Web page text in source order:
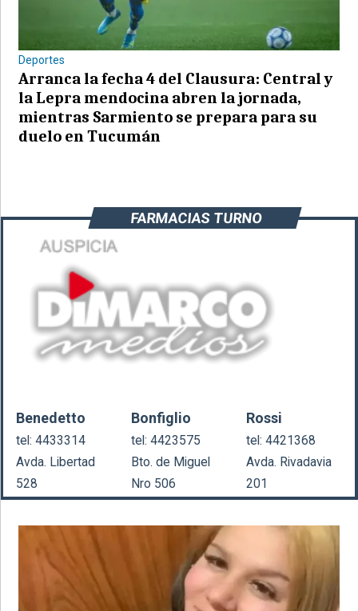
Deportes
Arranca la fecha 4 del Clausura: Central y
la Lepra mendocina abren la jornada,
mientras Sarmiento se prepara para su
duelo en Tucumán
FARMACIAS TURNO
Benedetto
tel: 4433314
Avda. Libertad
528
Bonfiglio
tel: 4423575
Bto. de Miguel
Nro 506
Rossi
tel: 4421368
Avda. Rivadavia
201